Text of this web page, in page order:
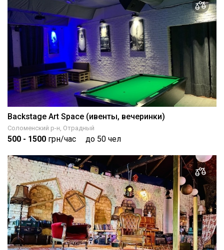
Backstage Art Space (ивенты, вечеринки)
Соломенский р-н, Отрадный
500 - 1500 грн/час до 50 чел